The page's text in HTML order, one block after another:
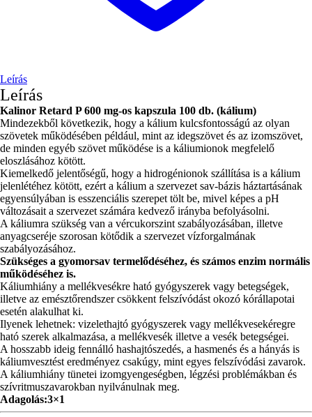
Leírás
Leírás
Kalinor Retard P 600 mg-os kapszula 100 db. (kálium)
Mindezekből következik, hogy a kálium kulcsfontosságú az olyan
szövetek működésében például, mint az idegszövet és az izomszövet,
de minden egyéb szövet működése is a káliumionok megfelelő
eloszlásához kötött.
Kiemelkedő jelentőségű, hogy a hidrogénionok szállítása is a kálium
jelenlétéhez kötött, ezért a kálium a szervezet sav-bázis háztartásának
egyensúlyában is esszenciális szerepet tölt be, mivel képes a pH
változásait a szervezet számára kedvező irányba befolyásolni.
A káliumra szükség van a vércukorszint szabályozásában, illetve
anyagcseréje szorosan kötődik a szervezet vízforgalmának
szabályozásához.
Szükséges a gyomorsav termelődéséhez, és számos enzim normális
működéséhez is.
Káliumhiány a mellékvesékre ható gyógyszerek vagy betegségek,
illetve az emésztőrendszer csökkent felszívódást okozó kórállapotai
esetén alakulhat ki.
Ilyenek lehetnek: vizelethajtó gyógyszerek vagy mellékvesekéregre
ható szerek alkalmazása, a mellékvesék illetve a vesék betegségei.
A hosszabb ideig fennálló hashajtószedés, a hasmenés és a hányás is
káliumvesztést eredményez csakúgy, mint egyes felszívódási zavarok.
A káliumhiány tünetei izomgyengeségben, légzési problémákban és
szívritmuszavarokban nyilvánulnak meg.
Adagolás:3×1